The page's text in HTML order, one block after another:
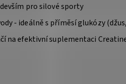
pro silové sporty
- ideálně s příměsí glukózy
na efektivní suplementaci